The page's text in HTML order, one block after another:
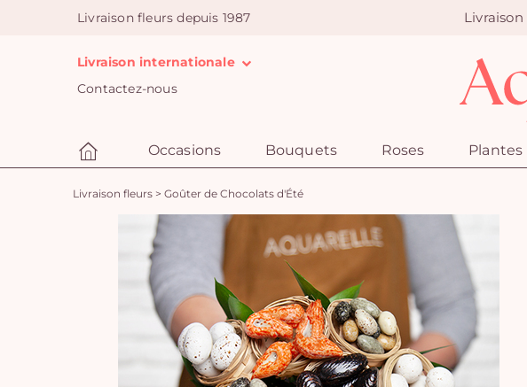
Livraison fleurs depuis 1987
Livraison internationale
Contactez-nous
Occasions Bouquets Roses Plantes
Livraison fleurs > Goûter de Chocolats d'Été